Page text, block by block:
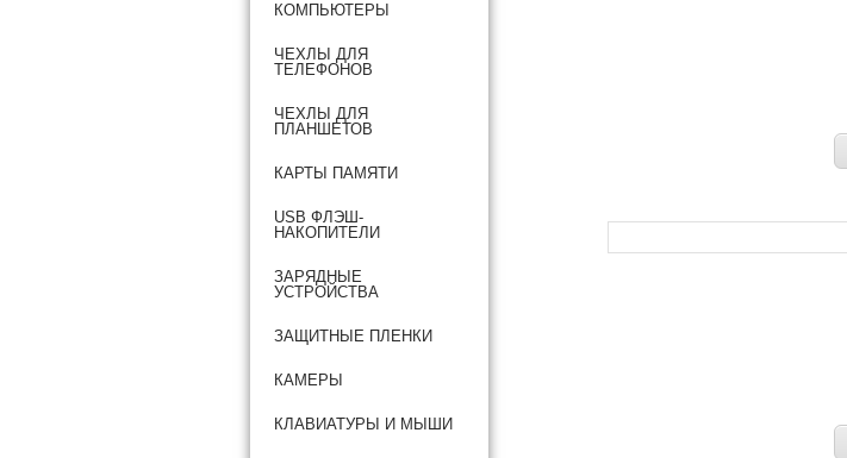
КОМПЬЮТЕРЫ
ЧЕХЛЫ ДЛЯ
ТЕЛЕФОНОВ
ЧЕХЛЫ ДЛЯ
ПЛАНШЕТОВ
КАРТЫ ПАМЯТИ
USB ФЛЭШ-
НАКОПИТЕЛИ
ЗАРЯДНЫЕ
УСТРОЙСТВА
ЗАЩИТНЫЕ ПЛЕНКИ
КАМЕРЫ
КЛАВИАТУРЫ И МЫШИ